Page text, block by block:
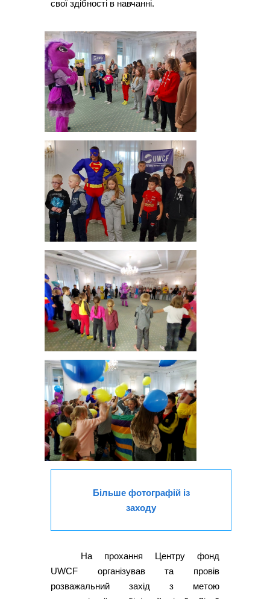
свої здібності в навчанні.
Більше фотографій із
заходу
На прохання Центру фонд
UWCF організував та провів
розважальний захід з метою